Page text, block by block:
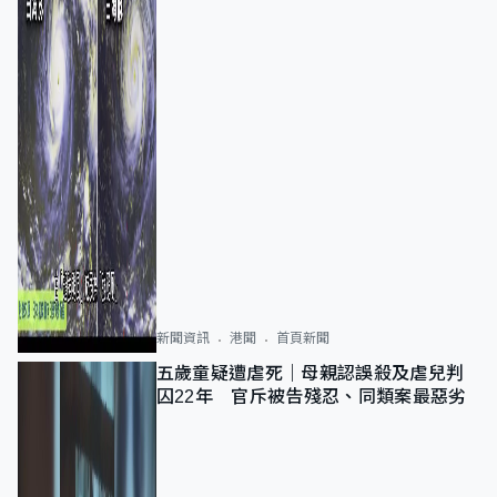
新聞資訊 港聞 首頁新聞
五歲童疑遭虐死｜母親認誤殺及虐兒判
囚22年 官斥被告殘忍、同類案最惡劣